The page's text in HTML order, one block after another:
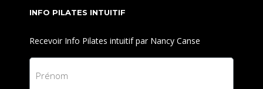
INFO PILATES INTUITIF
Recevoir Info Pilates intuitif par Nancy Canse